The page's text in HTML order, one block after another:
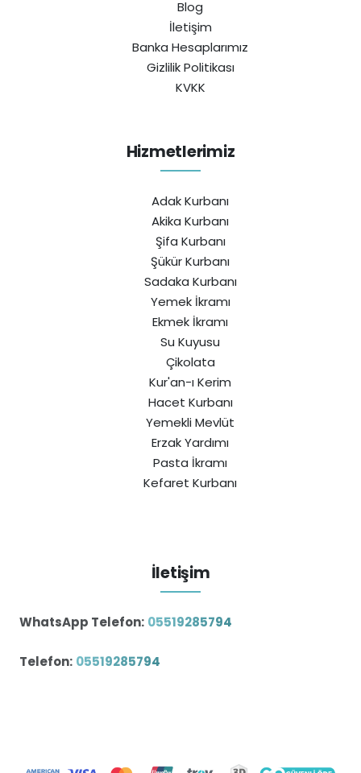
Blog
İletişim
Banka Hesaplarımız
Gizlilik Politikası
KVKK
Hizmetlerimiz
Adak Kurbanı
Akika Kurbanı
Şifa Kurbanı
Şükür Kurbanı
Sadaka Kurbanı
Yemek İkramı
Ekmek İkramı
Su Kuyusu
Çikolata
Kur'an-ı Kerim
Hacet Kurbanı
Yemekli Mevlüt
Erzak Yardımı
Pasta İkramı
Kefaret Kurbanı
İletişim
WhatsApp Telefon: 05519285794
Telefon: 05519285794